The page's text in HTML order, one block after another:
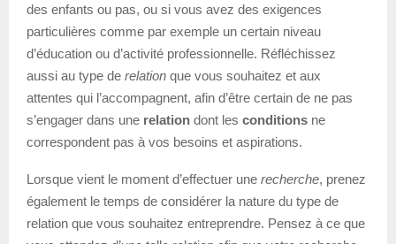
des enfants ou pas, ou si vous avez des exigences
particulières comme par exemple un certain niveau
d’éducation ou d’activité professionnelle. Réfléchissez
aussi au type de relation que vous souhaitez et aux
attentes qui l’accompagnent, afin d’être certain de ne pas
s’engager dans une relation dont les conditions ne
correspondent pas à vos besoins et aspirations.
Lorsque vient le moment d’effectuer une recherche, prenez
également le temps de considérer la nature du type de
relation que vous souhaitez entreprendre. Pensez à ce que